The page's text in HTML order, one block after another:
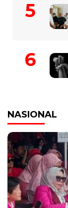
NASIONAL